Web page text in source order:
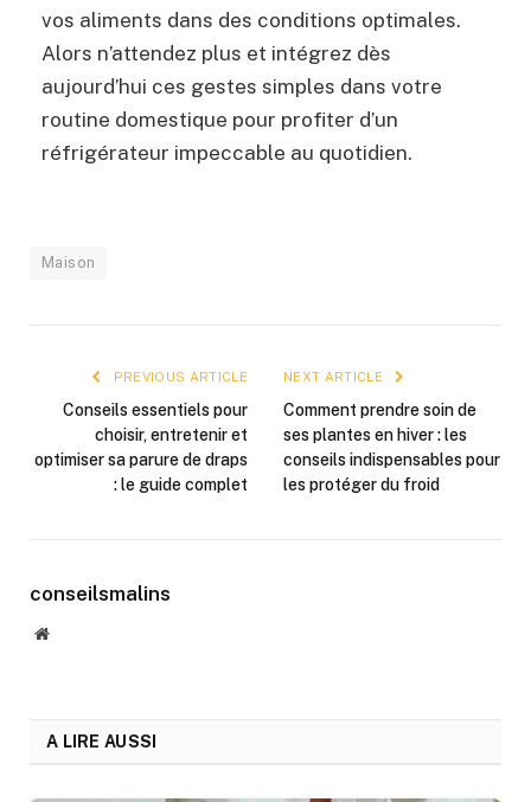
vos aliments dans des conditions optimales.
Alors n’attendez plus et intégrez dès
aujourd’hui ces gestes simples dans votre
routine domestique pour profiter d’un
réfrigérateur impeccable au quotidien.
Maison
PREVIOUS ARTICLE
Conseils essentiels pour
choisir, entretenir et
optimiser sa parure de draps
: le guide complet
NEXT ARTICLE
Comment prendre soin de
ses plantes en hiver : les
conseils indispensables pour
les protéger du froid
conseilsmalins
Website
A LIRE AUSSI